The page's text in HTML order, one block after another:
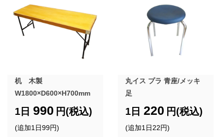
机 木製
W1800×D600×H700mm
1日 990 円(税込)
(追加1日99円)
丸イス プラ 青座/メッキ
足
1日 220 円(税込)
(追加1日22円)